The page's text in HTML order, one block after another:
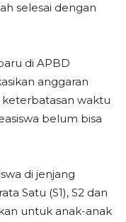
selesai dengan
di APBD
anggaran
waktu
belum bisa
di jenjang
Satu (S1), S2 dan
untuk anak-anak